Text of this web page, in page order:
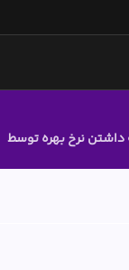
داشتن نرخ بهره توسط